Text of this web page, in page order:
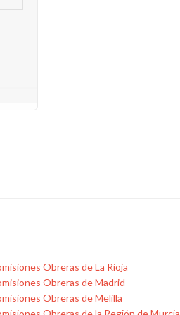
Obreras de La Rioja
Obreras de Madrid
Obreras de Melilla